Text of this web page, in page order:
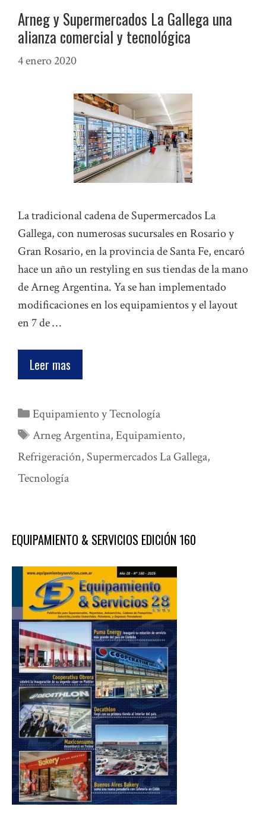
Arneg y Supermercados La Gallega una
alianza comercial y tecnológica
4 enero 2020
La tradicional cadena de Supermercados La
Gallega, con numerosas sucursales en Rosario y
Gran Rosario, en la provincia de Santa Fe, encaró
hace un año un restyling en sus tiendas de la mano
de Arneg Argentina. Ya se han implementado
modificaciones en los equipamientos y el layout
en 7 de …
Leer mas
Categorías
Equipamiento y Tecnología
Etiquetas
Arneg Argentina,Equipamiento,
Refrigeración, Supermercados La Gallega,
Tecnología
EQUIPAMIENTO & SERVICIOS EDICIÓN 160